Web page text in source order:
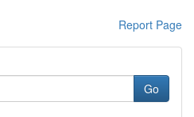
Report Page
Go